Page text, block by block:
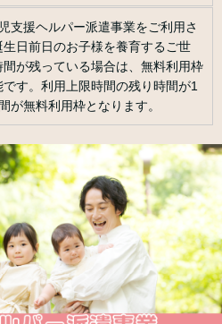
支援ヘルパー派遣事業をご利用さ
日前日のお子様を養育するご世
が残っている場合は、無料利用枠
す。利用上限時間の残り時間が1
が無料利用枠となります。